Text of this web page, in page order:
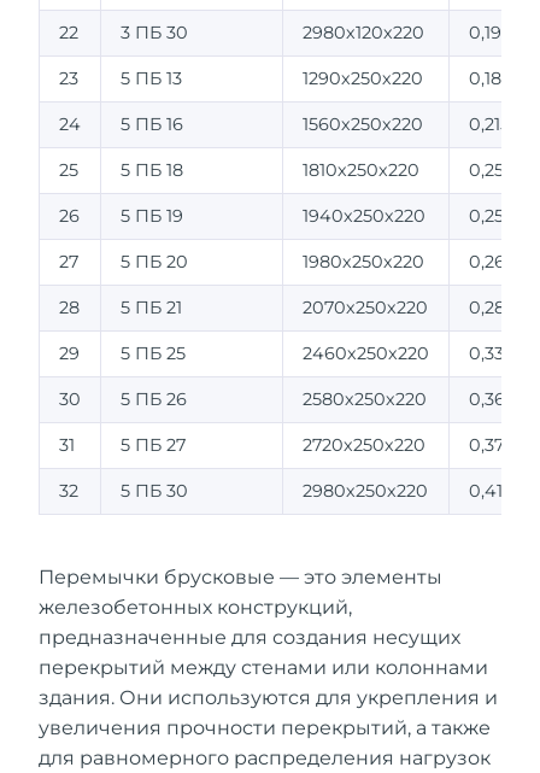
22 3 ПБ 30 2980х120х220 0,197
23 5 ПБ 13 1290х250х220 0,180
24 5 ПБ 16 1560х250х220 0,215
25 5 ПБ 18 1810х250х220 0,25
26 5 ПБ 19 1940х250х220 0,257
27 5 ПБ 20 1980х250х220 0,265
28 5 ПБ 21 2070х250х220 0,285
29 5 ПБ 25 2460х250х220 0,338
30 5 ПБ 26 2580х250х220 0,366
31 5 ПБ 27 2720х250х220 0,375
32 5 ПБ 30 2980х250х220 0,410
Перемычки брусковые — это элементы
железобетонных конструкций,
предназначенные для создания несущих
перекрытий между стенами или колоннами
здания. Они используются для укрепления и
увеличения прочности перекрытий, а также
для равномерного распределения нагрузок